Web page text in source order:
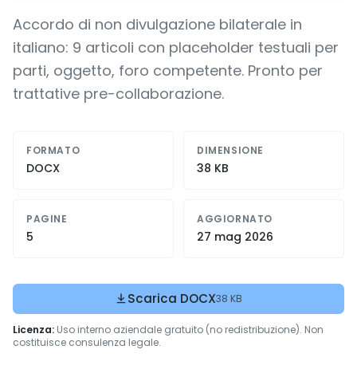
Accordo di non divulgazione bilaterale in
italiano: 9 articoli con placeholder testuali per
parti, oggetto, foro competente. Pronto per
trattative pre-collaborazione.
FORMATO
DOCX
DIMENSIONE
38 KB
PAGINE
5
AGGIORNATO
27 mag 2026
Scarica DOCX38 KB
Licenza: Uso interno aziendale gratuito (no redistribuzione). Non
costituisce consulenza legale.